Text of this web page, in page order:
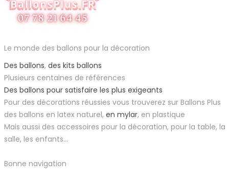
Le monde des ballons pour la décoration
Des ballons, des kits ballons
Plusieurs centaines de références
Des ballons pour satisfaire les plus exigeants
Pour des décorations réussies vous trouverez sur Ballons Plus
des ballons en latex naturel, en mylar, en plastique
Mais aussi des accessoires pour la décoration, pour la table, la
salle, les enfants...
Bonne navigation